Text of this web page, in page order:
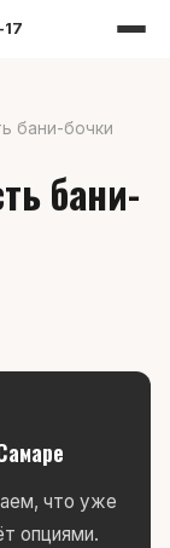
бани-бочки
бани-
что уже
опциями.